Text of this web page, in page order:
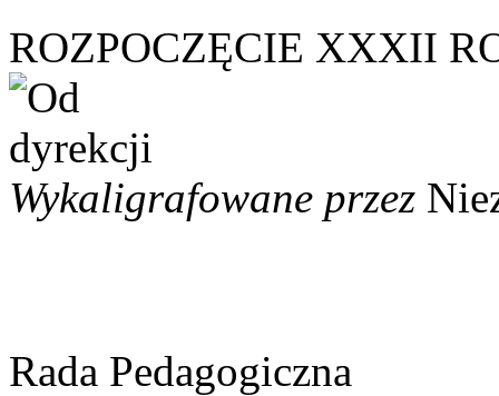
ROZPOCZĘCIE XXXII
Wykaligrafowane przez
Rada Pedagogiczna